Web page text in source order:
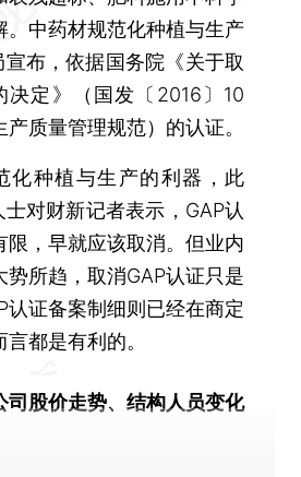
中药材规范化种植与生产
布，依据国务院《关于取
定》（国发〔2016〕10
质量管理规范）的认证。
种植与生产的利器，此
对财新记者表示，GAP认
，早就应该取消。但业内
所趋，取消GAP认证只是
认证备案制细则已经在商定
都是有利的。
司股价走势、结构人员变化